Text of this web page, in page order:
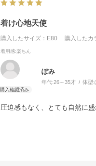
着け心地天使
購入したサイズ：E80 購入したカ
着用感:楽ちん
ぽみ
年代:26～35才 体型:
圧迫感もなく、とても自然に